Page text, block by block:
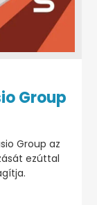
Group
Group az
ezúttal